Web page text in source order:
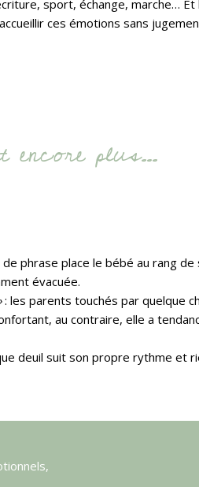
sport, échange, marche… Et
ces émotions sans
encore plus…
phrase place le bébé au rang de
évacuée.
: les parents touchés par quelque
au contraire, elle a
deuil suit son propre rythme et